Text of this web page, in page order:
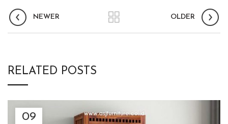
NEWER OLDER
RELATED POSTS
09